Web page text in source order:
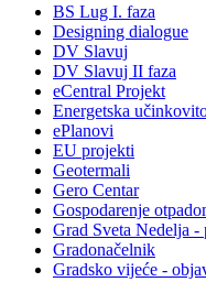
BS Lug I. faza
Designing dialogue
DV Slavuj
DV Slavuj II faza
eCentral Projekt
Energetska
ePlanovi
EU projekti
Geotermali
Gero Centar
Gospodarenje
Grad Sveta Nedelja -
Gradonačelnik
Gradsko vijeće -